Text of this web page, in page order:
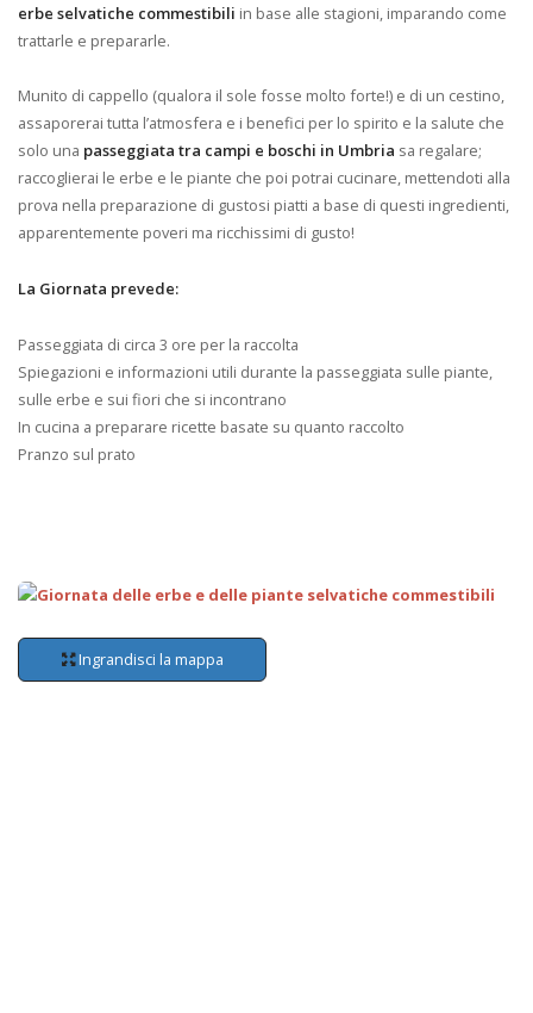
erbe selvatiche commestibili in base alle stagioni, imparando come
trattarle e prepararle.
Munito di cappello (qualora il sole fosse molto forte!) e di un cestino,
assaporerai tutta l’atmosfera e i benefici per lo spirito e la salute che
solo una passeggiata tra campi e boschi in Umbria sa regalare;
raccoglierai le erbe e le piante che poi potrai cucinare, mettendoti alla
prova nella preparazione di gustosi piatti a base di questi ingredienti,
apparentemente poveri ma ricchissimi di gusto!
La Giornata prevede:
Passeggiata di circa 3 ore per la raccolta
Spiegazioni e informazioni utili durante la passeggiata sulle piante,
sulle erbe e sui fiori che si incontrano
In cucina a preparare ricette basate su quanto raccolto
Pranzo sul prato
Ingrandisci la mappa